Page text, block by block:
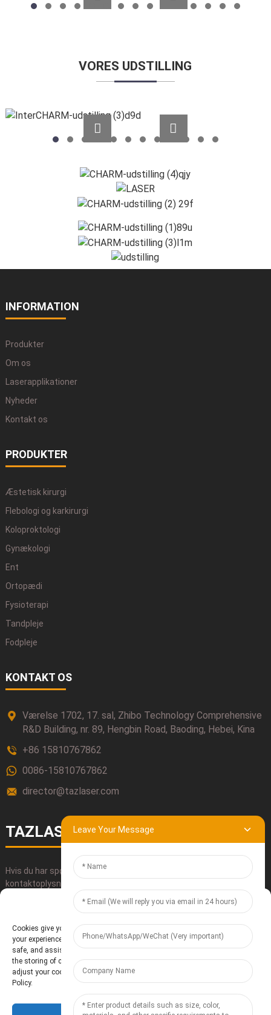
VORES UDSTILLING
INFORMATION
Produkter
Om os
Laserapplikationer
Nyheder
Kontakt os
PRODUKTER
Æstetisk kirurgi
Flebologi og karkirurgi
Koloproktologi
Gynækologi
Ent
Ortopædi
Fysioterapi
Tandpleje
Fodpleje
KONTAKT OS
Værelse 1702, 17. sal, Zhibo Technology Comprehensive
R&D Building, nr. 89, Hengbin Road, Baoding, Hebei, Kina
+86 15810767862
0086-15810767862
director@tazlaser.com
TAZLASER
Hvis du har spørgsmål om vores produkter, bedes du bruge vores
kontaktoplysninger, sende os en e-mail eller ringe direkte til os.
Leave Your Message
Manage Cookie Consent
Cookies give you a personalized experience. Cookie files help us to enhance
your experience using our website, simplify navigation, keep our website
safe, and assist in our marketing efforts. By clicking "Accept", you agree to
the storing of cookies on your device for these purposes. Click "Adjust" to
adjust your cookie preferences. For more information, review our Cookies
Policy.